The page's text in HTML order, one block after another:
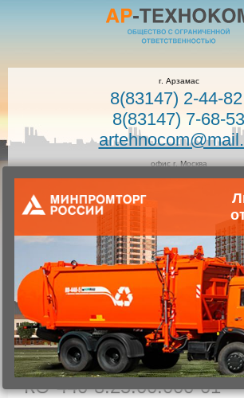
г. Арзамас
8(83147) 2-44-82
8(83147) 7-68-53
офис г. Москва
8-800-100-7400
Звонок по России бесплатный!
Заказать
Главная
Каталог коммунальной техники
Коммунальная техника
Запчасти для
Запасные части для мусоровозов
Установка КОМ (КОМ
4202010 с насосом МН
КО-440-8.25.00.000-01